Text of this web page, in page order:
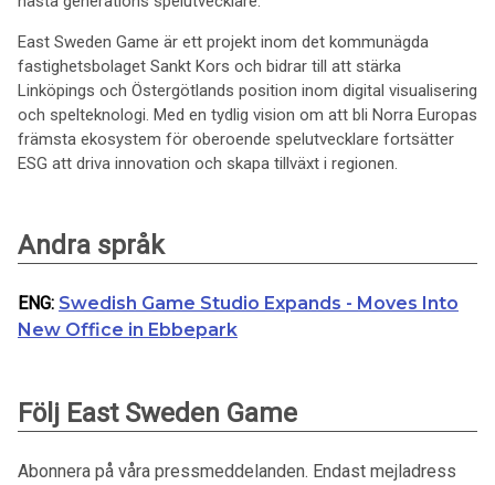
East Sweden Game är ett projekt inom det kommunägda
fastighetsbolaget Sankt Kors och bidrar till att stärka
Linköpings och Östergötlands position inom digital visualisering
och spelteknologi. Med en tydlig vision om att bli Norra Europas
främsta ekosystem för oberoende spelutvecklare fortsätter
ESG att driva innovation och skapa tillväxt i regionen.
Andra språk
ENG: Swedish Game Studio Expands - Moves Into
New Office in Ebbepark
Följ East Sweden Game
Abonnera på våra pressmeddelanden. Endast mejladress